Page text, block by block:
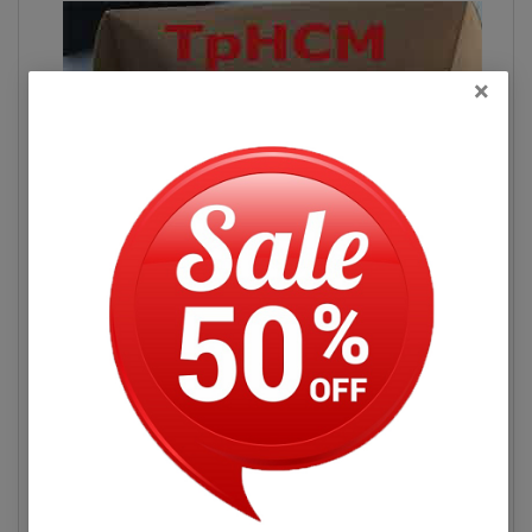
Hình pin Dell Latitude E5530
Pin Máy Tính Xách Dell Latitude
Đọc thêm
×